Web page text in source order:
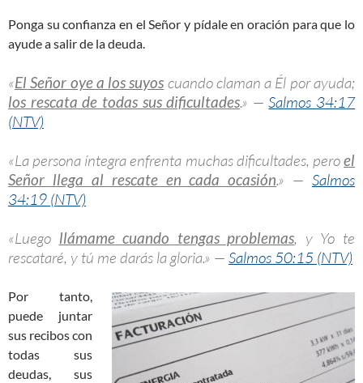
Ponga su confianza en el Señor y pídale en oración para que lo
ayude a salir de la deuda.
«El Señor oye a los suyos cuando claman a Él por ayuda;
los rescata de todas sus dificultades.» —Salmos 34:17
(NTV)
«La persona íntegra enfrenta muchas dificultades, peroel
Señor llega al rescate en cada ocasión.» — Salmos
34:19 (NTV)
«Luego llámame cuando tengas problemas, y Yo te
rescataré, y tú me darás la gloria.» — Salmos 50:15 (NTV)
Por tanto,
puede juntar
sus recibos con
todas sus
deudas, sus